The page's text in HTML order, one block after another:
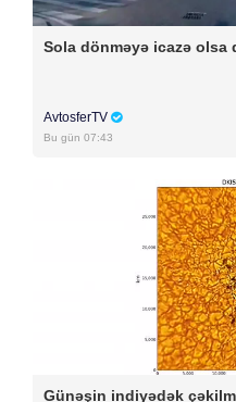
Sola dönməyə icazə olsa
AvtosferTV
Bu gün 07:43
Günəşin indiyədək